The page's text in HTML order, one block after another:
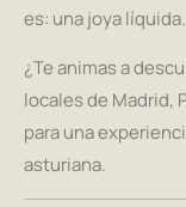
es: una joya líquida.
¿Te animas a
locales de Madrid,
para una
asturiana.